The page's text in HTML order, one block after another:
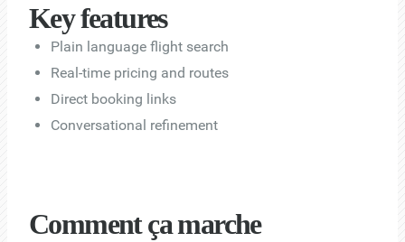
Key features
Plain language flight search
Real-time pricing and routes
Direct booking links
Conversational refinement
Comment ça marche